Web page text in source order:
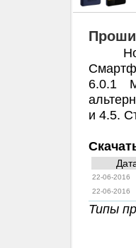
6.0.1
и 4.5.
22-06-2016
22-06-2016
Типы